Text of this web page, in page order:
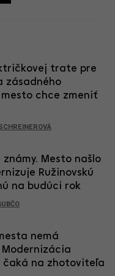
trate pre
zásadného
chce zmeniť
Mesto našlo
Ružinovskú
na budúci rok
nemá
čaká na zhotoviteľa